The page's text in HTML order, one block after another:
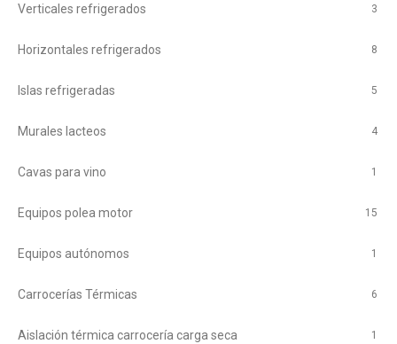
Verticales refrigerados 3
Horizontales refrigerados 8
Islas refrigeradas 5
Murales lacteos 4
Cavas para vino 1
Equipos polea motor 15
Equipos autónomos 1
Carrocerías Térmicas 6
Aislación térmica carrocería carga seca 1